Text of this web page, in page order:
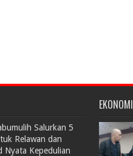
Salurkan 5
Relawan dan
Nyata Kepedulian
EKONOMI